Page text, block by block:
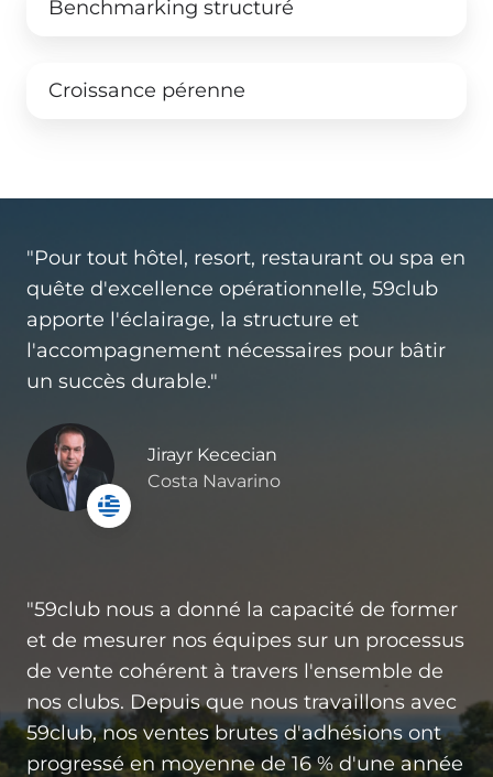
Benchmarking structuré
Croissance pérenne
"Pour tout hôtel, resort, restaurant ou spa en
quête d'excellence opérationnelle, 59club
apporte l'éclairage, la structure et
l'accompagnement nécessaires pour bâtir
un succès durable."
Jirayr Kececian
Costa Navarino
"59club nous a donné la capacité de former
et de mesurer nos équipes sur un processus
de vente cohérent à travers l'ensemble de
nos clubs. Depuis que nous travaillons avec
59club, nos ventes brutes d'adhésions ont
progressé en moyenne de 16 % d'une année